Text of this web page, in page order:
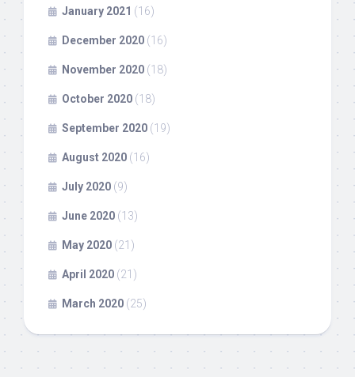
January 2021 (16)
December 2020 (16)
November 2020 (18)
October 2020 (18)
September 2020 (19)
August 2020 (16)
July 2020 (9)
June 2020 (13)
May 2020 (21)
April 2020 (21)
March 2020 (25)